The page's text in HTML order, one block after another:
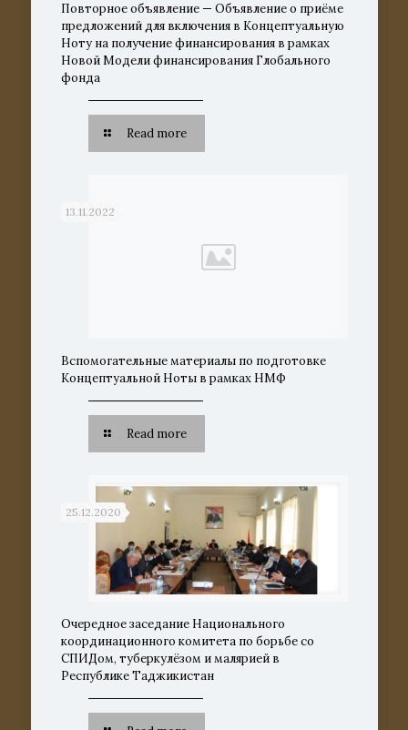
Повторное объявление — Объявление о приёме
предложений для включения в Концептуальную
Ноту на получение финансирования в рамках
Новой Модели финансирования Глобального
фонда
Read more
13.11.2022
Вспомогательные материалы по подготовке
Концептуальной Ноты в рамках НМФ
Read more
25.12.2020
Очередное заседание Национального
координационного комитета по борьбе со
СПИДом, туберкулёзом и малярией в
Республике Таджикистан